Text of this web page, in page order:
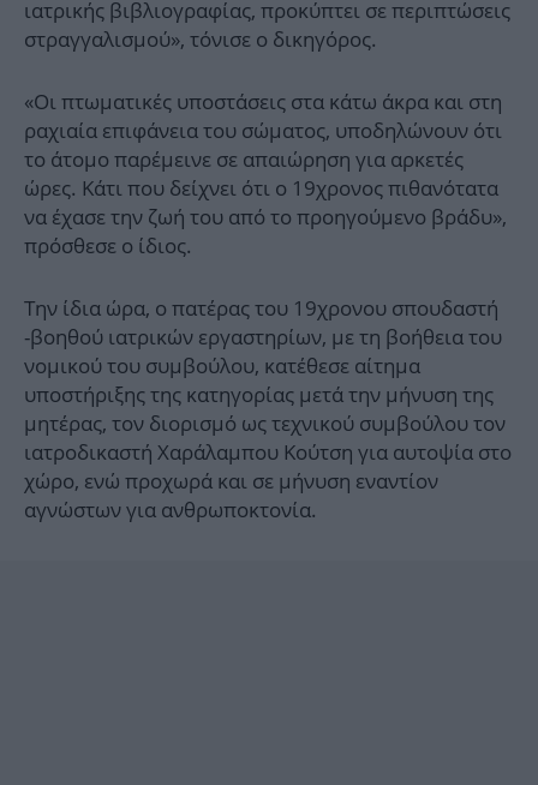
ιατρικής βιβλιογραφίας, προκύπτει σε περιπτώσεις
στραγγαλισμού», τόνισε ο δικηγόρος.
«Οι πτωματικές υποστάσεις στα κάτω άκρα και στη
ραχιαία επιφάνεια του σώματος, υποδηλώνουν ότι
το άτομο παρέμεινε σε απαιώρηση για αρκετές
ώρες. Κάτι που δείχνει ότι ο 19χρονος πιθανότατα
να έχασε την ζωή του από το προηγούμενο βράδυ»,
πρόσθεσε ο ίδιος.
Την ίδια ώρα, ο πατέρας του 19χρονου σπουδαστή
-βοηθού ιατρικών εργαστηρίων, με τη βοήθεια του
νομικού του συμβούλου, κατέθεσε αίτημα
υποστήριξης της κατηγορίας μετά την μήνυση της
μητέρας, τον διορισμό ως τεχνικού συμβούλου τον
ιατροδικαστή Χαράλαμπου Κούτση για αυτοψία στο
χώρο, ενώ προχωρά και σε μήνυση εναντίον
αγνώστων για ανθρωποκτονία.